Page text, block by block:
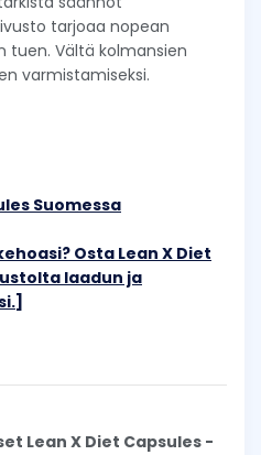
tarjoaa nopean
Vältä kolmansien
varmistamiseksi.
Suomessa
Osta Lean X Diet
laadun ja
Lean X Diet Capsules -